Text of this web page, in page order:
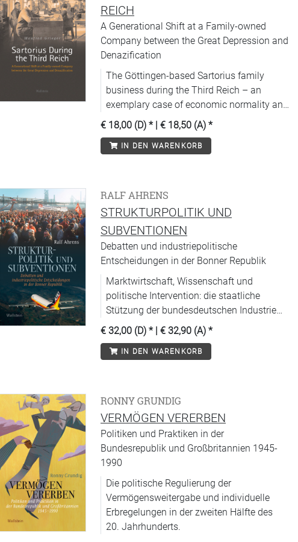
REICH
A Generational Shift at a Family-owned
Company between the Great Depression and
Denazification
The Göttingen-based Sartorius family
business during the Third Reich – an
exemplary case of economic normality and
adaptation to the regime.
€ 18,00 (D) * | € 18,50 (A) *
IN DEN WARENKORB
RALF AHRENS
STRUKTURPOLITIK UND
SUBVENTIONEN
Debatten und industriepolitische
Entscheidungen in der Bonner Republik
Marktwirtschaft, Wissenschaft und
politische Intervention: die staatliche
Stützung der bundesdeutschen Industrie
nach dem »Wirtschaftswunder«.
€ 32,00 (D) * | € 32,90 (A) *
IN DEN WARENKORB
RONNY GRUNDIG
VERMÖGEN VERERBEN
Politiken und Praktiken in der
Bundesrepublik und Großbritannien 1945-
1990
Die politische Regulierung der
Vermögensweitergabe und individuelle
Erbregelungen in der zweiten Hälfte des
20. Jahrhunderts.